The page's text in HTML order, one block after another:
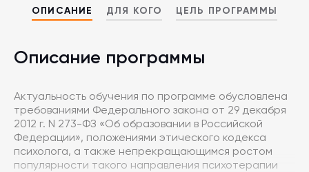
ОПИСАНИЕ ДЛЯ КОГО ЦЕЛЬ ПРОГРАММЫ
Описание программы
Актуальность обучения по программе обусловлена
требованиями Федерального закона от 29 декабря
2012 г. N 273-ФЗ «Об образовании в Российской
Федерации», положениями этического кодекса
психолога, а также непрекращающимся ростом
популярности такого направления психотерапии